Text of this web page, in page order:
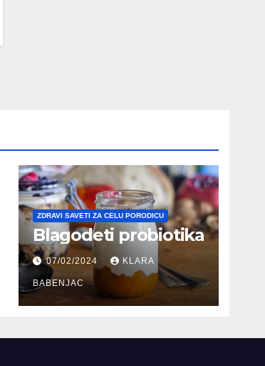
ZDRAVI SAVETI ZA CELU PORODICU
Blagodeti probiotika
07/02/2024 KLARA
BABENJAC